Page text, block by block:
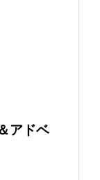
アドベ